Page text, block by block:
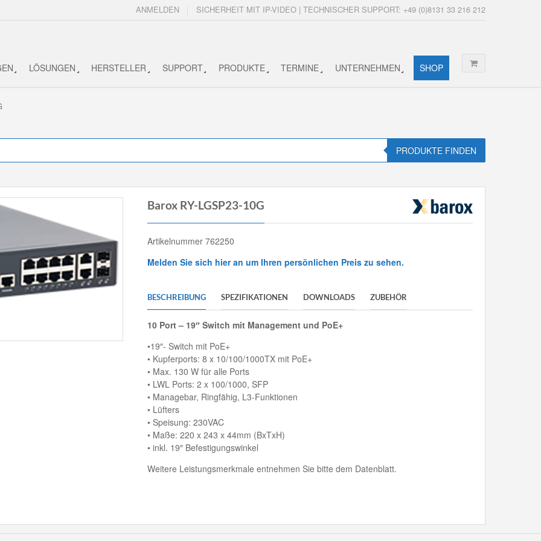
SICHERHEIT MIT IP-VIDEO | TECHNISCHER SUPPORT: +49 (0)8131 33 216 212
ANMELDEN
LÖSUNGEN HERSTELLER SUPPORT PRODUKTE TERMINE UNTERNEHMEN SHOP
PRODUKTE FINDEN
Barox RY-LGSP23-10G
Artikelnummer 762250
Melden Sie sich hier an um Ihren persönlichen Preis zu sehen.
BESCHREIBUNG SPEZIFIKATIONEN DOWNLOADS ZUBEHÖR
10 Port – 19″ Switch mit Management und PoE+
•19″- Switch mit PoE+
• Kupferports: 8 x 10/100/1000TX mit PoE+
• Max. 130 W für alle Ports
• LWL Ports: 2 x 100/1000, SFP
• Managebar, Ringfähig, L3-Funktionen
• Lüfters
• Speisung: 230VAC
• Maße: 220 x 243 x 44mm (BxTxH)
• inkl. 19″ Befestigungswinkel
Weitere Leistungsmerkmale entnehmen Sie bitte dem Datenblatt.